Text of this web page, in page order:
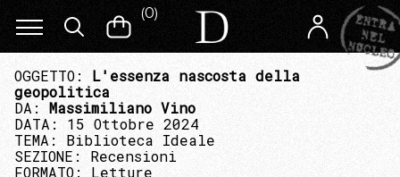
(0)
OGGETTO: L'essenza nascosta della
geopolitica
DA: Massimiliano Vino
DATA: 15 Ottobre 2024
TEMA: Biblioteca Ideale
SEZIONE: Recensioni
FORMATO: Letture